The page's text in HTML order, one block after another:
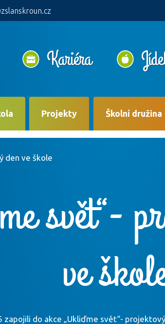
Kariéra
Projekty Školní družina
den ve škole
svět“-
ve
zapojili do akce „Ukliďme svět“-